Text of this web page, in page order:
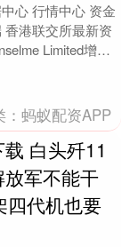
心 行情中心 资金
港联交所最新资
Limited增持
：蚂蚁配资APP
白头歼11
军不能干
四代机也要